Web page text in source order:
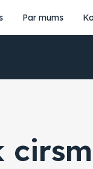
Par mums